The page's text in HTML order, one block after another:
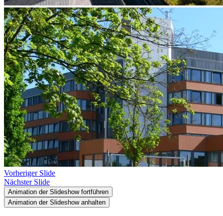
Vorheriger Slide
Nächster Slide
Animation der Slideshow fortführen
Animation der Slideshow anhalten